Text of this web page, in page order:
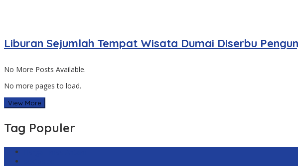
Liburan Sejumlah Tempat Wisata Dumai Diserbu
No More Posts Available.
No more pages to load.
View More
Tag Populer